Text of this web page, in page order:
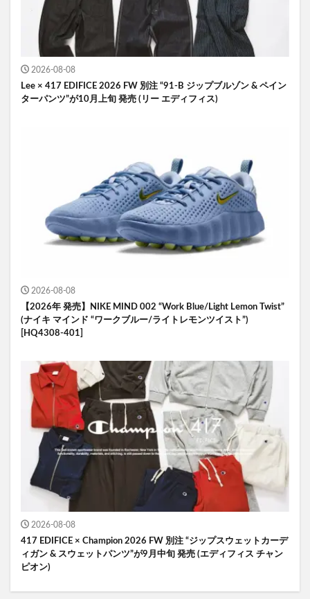
2026-08-08
Lee × 417 EDIFICE 2026 FW 別注 “91-B ジップブルゾン & ペイン
ターパンツ”が10月上旬 発売 (リー エディフィス)
2026-08-08
【2026年 発売】NIKE MIND 002 “Work Blue/Light Lemon Twist”
(ナイキ マインド “ワークブルー/ライトレモンツイスト”)
[HQ4308-401]
2026-08-08
417 EDIFICE × Champion 2026 FW 別注 “ジップスウェットカーデ
ィガン & スウェットパンツ”が9月中旬 発売 (エディフィス チャン
ピオン)